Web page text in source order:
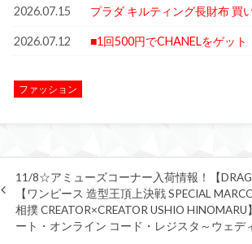
2026.07.15 プラダ キルティング長財布 買
2026.07.12 ■1回500円でCHANELをゲッ
ファッション
11/8☆アミューズコーナー入荷情報！【
【ワンピース 造型王頂上決戦 SPECIAL
相撲 CREATOR×CREATOR USHIO
ート・オンライン コード・レジスタ～ウェ